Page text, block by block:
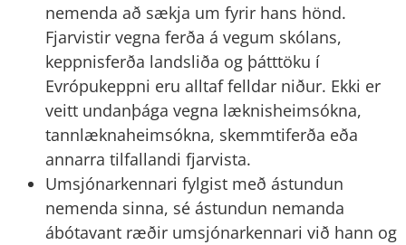
nemenda að sækja um fyrir hans hönd.
Fjarvistir vegna ferða á vegum skólans,
keppnisferða landsliða og þátttöku í
Evrópukeppni eru alltaf felldar niður. Ekki er
veitt undanþága vegna læknisheimsókna,
tannlæknaheimsókna, skemmtiferða eða
annarra tilfallandi fjarvista.
Umsjónarkennari fylgist með ástundun
nemenda sinna, sé ástundun nemanda
ábótavant ræðir umsjónarkennari við hann og